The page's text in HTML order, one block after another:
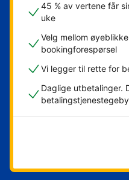
45 % av vertene får
uke
Velg mellom
bookingforespørsel
Vi legger til rette for
Daglige utbetalinger.
Kom i